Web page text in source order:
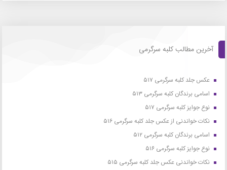
آخرین مطالب کلبه سرگرمی
عکس جلد کلبه سرگرمی ۵۱۷
اسامی برندگان کلبه سرگرمی ۵۱۳
نوع جوایز کلبه سرگرمی ۵۱۷
نکات خواندنی از عکس جلد کلبه سرگرمی ۵۱۶
اسامی برندگان کلبه سرگرمی ۵۱۲
نوع جوایز کلبه سرگرمی ۵۱۶
نکات خواندنی عکس جلد کلبه سرگرمی ۵۱۵